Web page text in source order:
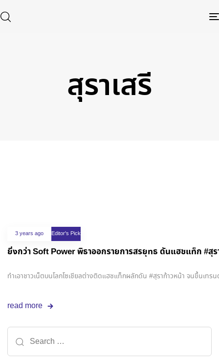
สุราเสรี
3 years ago Editor's Pick
ยิ่งกว่า​ Soft Power พิธาออกรายการสรยุทธ ดันแฮชแท็ก #สุ
ทำเอาชาวเน็ตบนโลกโซเชียลต่างติดแฮชแท็กผลักดัน​ #สุราก้าวหน้า​ จนขึ้นเ
read more